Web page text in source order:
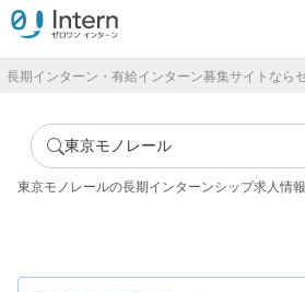
長期インターン・有給インターン募集サイトなら
東京モノレール
東京モノレールの長期インターンシップ求人情報